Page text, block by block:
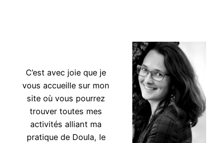
C’est avec joie que je
vous accueille sur mon
site où vous pourrez
trouver toutes mes
activités alliant ma
pratique de Doula, le